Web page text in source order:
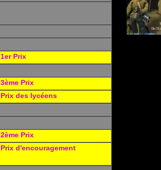
1er Prix
3ème Prix
Prix des lycéens
2ème Prix
Prix d'encouragement